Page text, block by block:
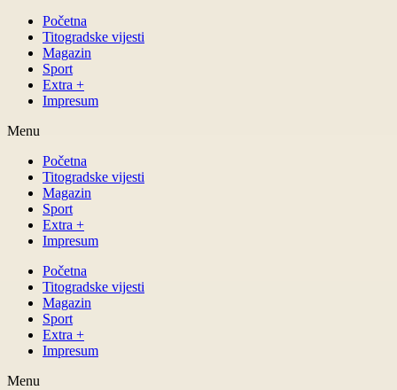
Početna
Titogradske vijesti
Magazin
Sport
Extra +
Impresum
Menu
Početna
Titogradske vijesti
Magazin
Sport
Extra +
Impresum
Početna
Titogradske vijesti
Magazin
Sport
Extra +
Impresum
Menu